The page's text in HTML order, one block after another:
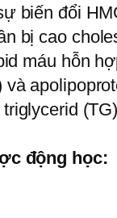
biến đổi
bị cao
máu hỗn
và
động học: